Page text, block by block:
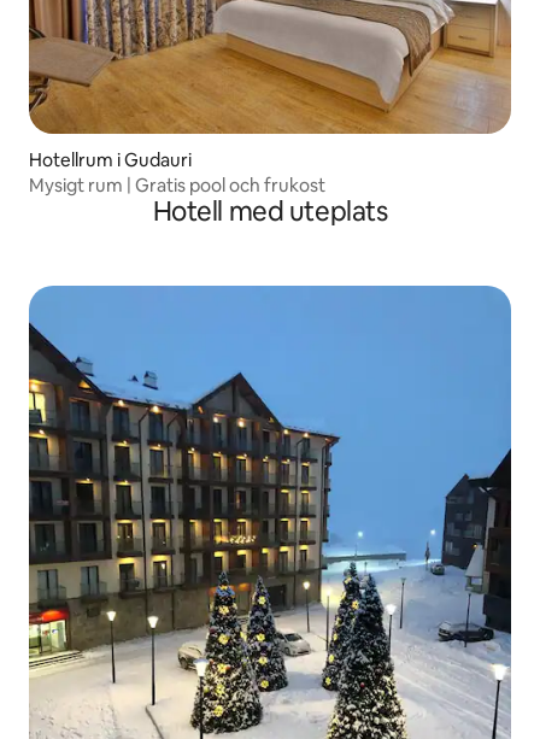
Hotellrum i Gudauri
Mysigt rum | Gratis pool och frukost
Hotell med uteplats